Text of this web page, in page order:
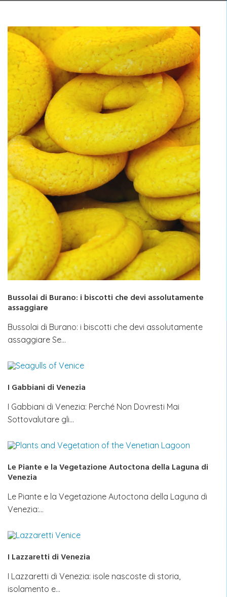
Bussolai di Burano: i biscotti che devi assolutamente
assaggiare
Bussolai di Burano: i biscotti che devi assolutamente
assaggiare Se…
I Gabbiani di Venezia
I Gabbiani di Venezia: Perché Non Dovresti Mai
Sottovalutare gli…
Le Piante e la Vegetazione Autoctona della Laguna di
Venezia
Le Piante e la Vegetazione Autoctona della Laguna di
Venezia:…
I Lazzaretti di Venezia
I Lazzaretti di Venezia: isole nascoste di storia,
isolamento e…